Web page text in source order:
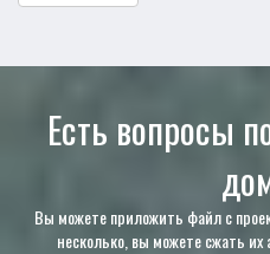
Есть вопросы
Вы можете приложить файл с
несколько, вы можете сжать их